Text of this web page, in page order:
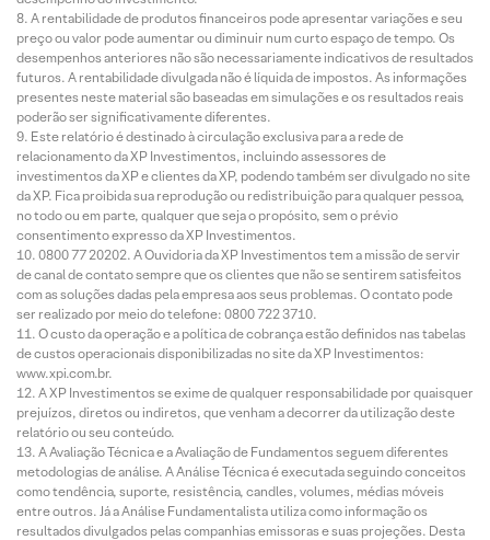
A rentabilidade de produtos financeiros pode apresentar variações e seu
preço ou valor pode aumentar ou diminuir num curto espaço de tempo. Os
desempenhos anteriores não são necessariamente indicativos de resultados
futuros. A rentabilidade divulgada não é líquida de impostos. As informações
presentes neste material são baseadas em simulações e os resultados reais
poderão ser significativamente diferentes.
Este relatório é destinado à circulação exclusiva para a rede de
relacionamento da XP Investimentos, incluindo assessores de
investimentos da XP e clientes da XP, podendo também ser divulgado no site
da XP. Fica proibida sua reprodução ou redistribuição para qualquer pessoa,
no todo ou em parte, qualquer que seja o propósito, sem o prévio
consentimento expresso da XP Investimentos.
0800 77 20202. A Ouvidoria da XP Investimentos tem a missão de servir
de canal de contato sempre que os clientes que não se sentirem satisfeitos
com as soluções dadas pela empresa aos seus problemas. O contato pode
ser realizado por meio do telefone: 0800 722 3710.
O custo da operação e a política de cobrança estão definidos nas tabelas
de custos operacionais disponibilizadas no site da XP Investimentos:
www.xpi.com.br.
A XP Investimentos se exime de qualquer responsabilidade por quaisquer
prejuízos, diretos ou indiretos, que venham a decorrer da utilização deste
relatório ou seu conteúdo.
A Avaliação Técnica e a Avaliação de Fundamentos seguem diferentes
metodologias de análise. A Análise Técnica é executada seguindo conceitos
como tendência, suporte, resistência, candles, volumes, médias móveis
entre outros. Já a Análise Fundamentalista utiliza como informação os
resultados divulgados pelas companhias emissoras e suas projeções. Desta